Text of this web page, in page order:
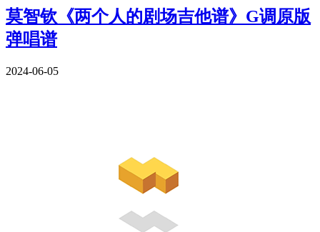
莫智钦《两个人的剧场吉他谱》G调原版
弹唱谱
2024-06-05